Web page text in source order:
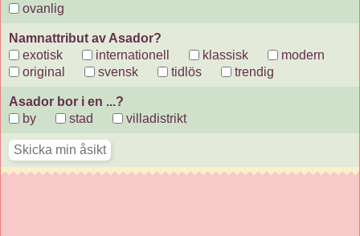
ovanlig
Namnattribut av Asador?
exotisk
internationell klassisk
modern
original
svensk tidlös trendig
Asador bor i en ...?
by
stad villadistrikt